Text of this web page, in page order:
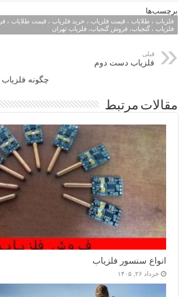
برچسب‌ها
فلزیاب ، طلایاب ، قیمت فلزیاب ، خرید فلزیاب ، قیمت طلایاب ،
فلزیاب ، گنجیاب، فروش گنجیاب، فلزیاب تهران
قبلی
فلزیاب دست دوم
چگونه
مقالات مرتبط
انواع سنسور فلزیاب
خرداد ۲۶, ۱۴۰۵